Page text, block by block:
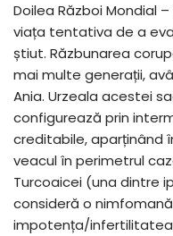
Doilea Război Mondial
viața tentativa de a
știut. Răzbunarea
mai multe generații,
Ania. Urzeala acestei
configurează prin
creditabile, aparținând
veacul în perimetrul
Turcoaicei (una dintre
consideră o
impotența/